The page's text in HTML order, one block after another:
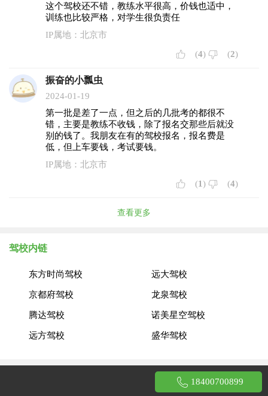
这个驾校还不错，教练水平很高，价钱也适中，
训练也比较严格，对学生很负责任
IP属地：北京市
(4) (2)
振奋的小瓢虫
2024-01-19
第一批是差了一点，但之后的几批考的都很不
错，主要是教练不收钱，除了报名交那些后就没
别的钱了。我朋友在有的驾校报名，报名费是
低，但上车要钱，考试要钱。
IP属地：北京市
(1) (4)
查看更多
驾校内链
东方时尚驾校 远大驾校
京都府驾校 龙泉驾校
腾达驾校 诺美星空驾校
远方驾校 盛华驾校
18400700899